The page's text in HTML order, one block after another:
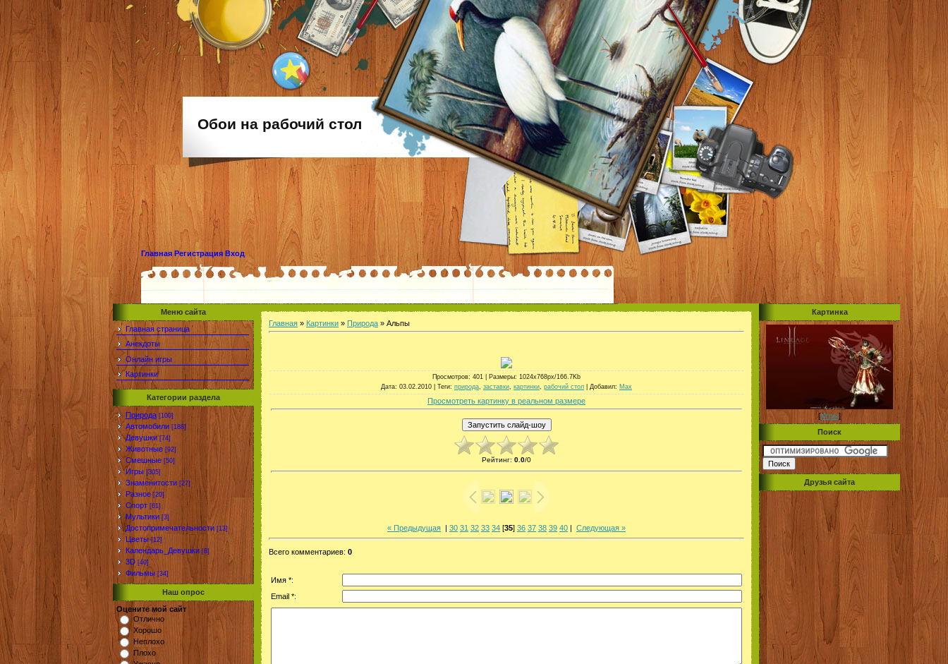
Обои на рабочий стол
Главная Регистрация Вход
Меню сайта
Главная страница
Анекдоты
Онлайн игры
Картинки
Категории раздела
Природа [100]
Автомобили [188]
Девушки [74]
Животные [92]
Смешные [50]
Игры [305]
Знаменитости [27]
Разное [20]
Спорт [61]
Мультики [3]
Достопримечательности [13]
Цветы [12]
Календарь_Девушки [8]
3D [40]
Фильмы [34]
Наш опрос
Оцените мой сайт
Отлично
Хорошо
Неплохо
Плохо
Главная » Картинки » Природа » Альпы
Просмотров: 401 | Размеры: 1024x768px/166.7Kb
Дата: 03.02.2010 | Теги: природа заставки картинки рабочий стол Добавил: Max
Просмотреть картинку в реальном размере
Рейтинг: 0.0/0
« Предыдущая | 30 31 32 33 34 [35] 36 37 38 39 40 | Следующая »
Всего комментариев: 0
Имя *:
Email *:
Картинка
[Игры]
Поиск
Друзья сайта